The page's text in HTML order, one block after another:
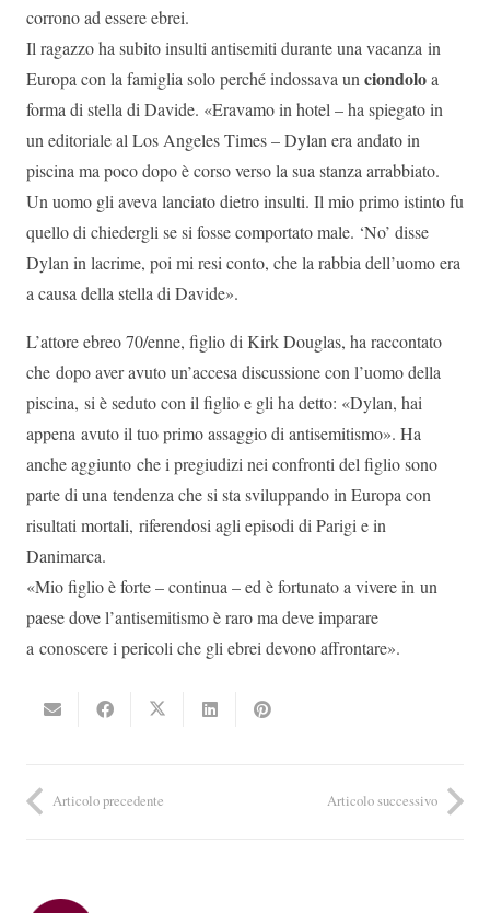
corrono ad essere ebrei.
Il ragazzo ha subito insulti antisemiti durante una vacanza in
Europa con la famiglia solo perché indossava un ciondoloa
forma di stella di Davide. «Eravamo in hotel – ha spiegato in
un editoriale al Los Angeles Times – Dylan era andato in
piscina ma poco dopo è corso verso la sua stanza arrabbiato.
Un uomo gli aveva lanciato dietro insulti. Il mio primo istinto fu
quello di chiedergli se si fosse comportato male. ‘No’ disse
Dylan in lacrime, poi mi resi conto, che la rabbia dell’uomo era
a causa della stella di Davide».
L’attore ebreo 70/enne, figlio di Kirk Douglas, ha raccontato
che dopo aver avuto un’accesa discussione con l’uomo della
piscina, si è seduto con il figlio e gli ha detto: «Dylan, hai
appena avuto il tuo primo assaggio di antisemitismo». Ha
anche aggiunto che i pregiudizi nei confronti del figlio sono
parte di una tendenza che si sta sviluppando in Europa con
risultati mortali, riferendosi agli episodi di Parigi e in
Danimarca.
«Mio figlio è forte – continua – ed è fortunato a vivere in un
paese dove l’antisemitismo è raro ma deve imparare
a conoscere i pericoli che gli ebrei devono affrontare».
Articolo precedente Articolo successivo